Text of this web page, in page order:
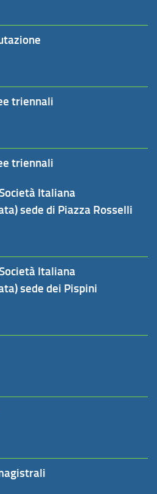
triennali
triennali
Italiana
sede di Piazza Rosselli
Italiana
sede dei Pispini